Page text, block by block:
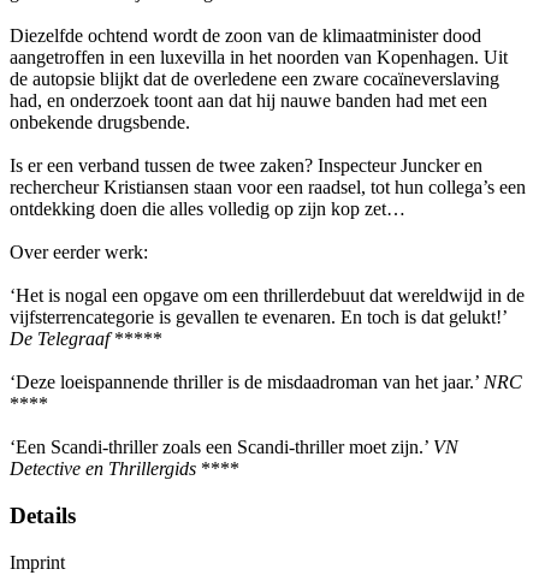
Diezelfde ochtend wordt de zoon van de klimaatminister dood
aangetroffen in een luxevilla in het noorden van Kopenhagen. Uit
de autopsie blijkt dat de overledene een zware cocaïneverslaving
had, en onderzoek toont aan dat hij nauwe banden had met een
onbekende drugsbende.
Is er een verband tussen de twee zaken? Inspecteur Juncker en
rechercheur Kristiansen staan voor een raadsel, tot hun collega’s een
ontdekking doen die alles volledig op zijn kop zet…
Over eerder werk:
‘Het is nogal een opgave om een thrillerdebuut dat wereldwijd in de
vijfsterrencategorie is gevallen te evenaren. En toch is dat gelukt!’
De Telegraaf*****
‘Deze loeispannende thriller is de misdaadroman van het jaar.’ NRC
****
‘Een Scandi-thriller zoals een Scandi-thriller moet zijn.’ VN
Detective en Thrillergids ****
Details
Imprint